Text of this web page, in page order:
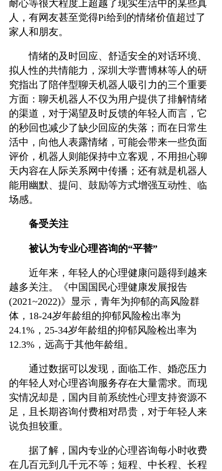
耐心等很大程度上超越了现实生活中的某些真
人，有网友甚至觉得Pi给到的情绪价值超过了
家人和朋友。
情绪的及时回应、舒适安全的对话环境、
拟人性的共情能力，深圳大学曹博林等人的研
究指出了陪伴型聊天机器人吸引力的三个重要
方面：聊天机器人不仅为用户提供了排解情绪
的渠道，对于渴望及时反馈的年轻人而言，它
的秒回也减少了缺少回应的失落；而在日常生
活中，向他人表露情绪，可能会带来一些负面
评价，机器人则能保持中立客观，不用担心聊
天内容在人际关系网中传播；还有就是机器人
能用幽默、提问、鼓励等方式增强互动性、临
场感。
备受关注
被认为专业心理咨询的“平替”
近年来，年轻人的心理健康问题得到越来
越多关注。《中国国民心理健康发展报告
(2021~2022)》显示，青年为抑郁的高风险群
体，18-24岁年龄组的抑郁风险检出率为
24.1%，25-34岁年龄组的抑郁风险检出率为
12.3%，远高于其他年龄组。
通过数据可以发现，面临工作、婚恋压力
的年轻人对心理咨询服务存在大量需求。而现
实情况却是，国内目前系统性心理支持资源不
足，且长期咨询付费相对昂贵，对于年轻人来
说负担较重。
据了解，国内专业的心理咨询每小时收费
在几百元到几千元不等；短程、中长程、长程